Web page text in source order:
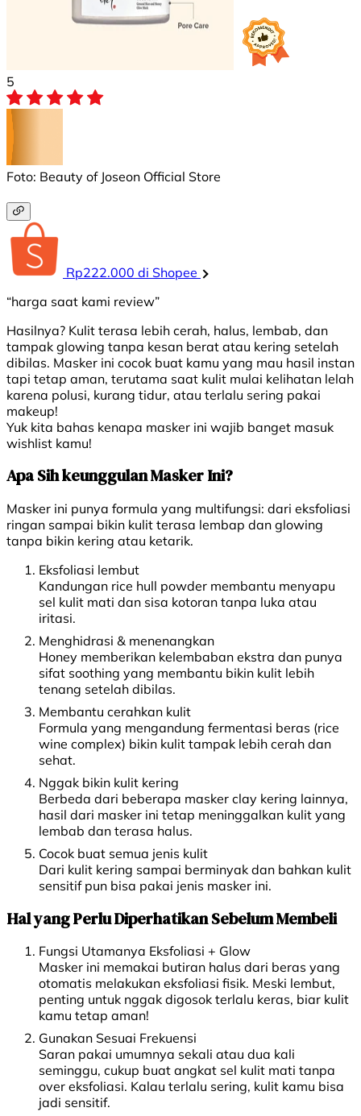
5
Foto: Beauty of Joseon Official Store
Rp222.000 di Shopee
“harga saat kami review”
Hasilnya? Kulit terasa lebih cerah, halus, lembab, dan
tampak glowing tanpa kesan berat atau kering setelah
dibilas. Masker ini cocok buat kamu yang mau hasil instan
tapi tetap aman, terutama saat kulit mulai kelihatan lelah
karena polusi, kurang tidur, atau terlalu sering pakai
makeup!
Yuk kita bahas kenapa masker ini wajib banget masuk
wishlist kamu!
Apa Sih keunggulan Masker Ini?
Masker ini punya formula yang multifungsi: dari eksfoliasi
ringan sampai bikin kulit terasa lembap dan glowing
tanpa bikin kering atau ketarik.
Eksfoliasi lembut
Kandungan rice hull powder membantu menyapu
sel kulit mati dan sisa kotoran tanpa luka atau
iritasi.
Menghidrasi & menenangkan
Honey memberikan kelembaban ekstra dan punya
sifat soothing yang membantu bikin kulit lebih
tenang setelah dibilas.
Membantu cerahkan kulit
Formula yang mengandung fermentasi beras (rice
wine complex) bikin kulit tampak lebih cerah dan
sehat.
Nggak bikin kulit kering
Berbeda dari beberapa masker clay kering lainnya,
hasil dari masker ini tetap meninggalkan kulit yang
lembab dan terasa halus.
Cocok buat semua jenis kulit
Dari kulit kering sampai berminyak dan bahkan kulit
sensitif pun bisa pakai jenis masker ini.
Hal yang Perlu Diperhatikan Sebelum Membeli
Fungsi Utamanya Eksfoliasi + Glow
Masker ini memakai butiran halus dari beras yang
otomatis melakukan eksfoliasi fisik. Meski lembut,
penting untuk nggak digosok terlalu keras, biar kulit
kamu tetap aman!
Gunakan Sesuai Frekuensi
Saran pakai umumnya sekali atau dua kali
seminggu, cukup buat angkat sel kulit mati tanpa
over eksfoliasi. Kalau terlalu sering, kulit kamu bisa
jadi sensitif.